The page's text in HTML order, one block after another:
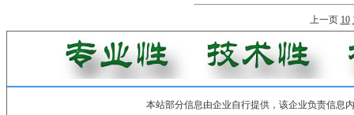
上一页 10
本站部分信息由企业自行提供，该企业负责信息